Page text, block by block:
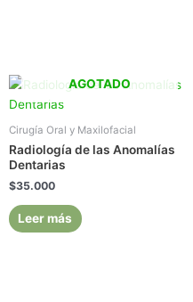
AGOTADO
Cirugía Oral y Maxilofacial
Radiología de las Anomalías
Dentarias
$35.000
Leer más